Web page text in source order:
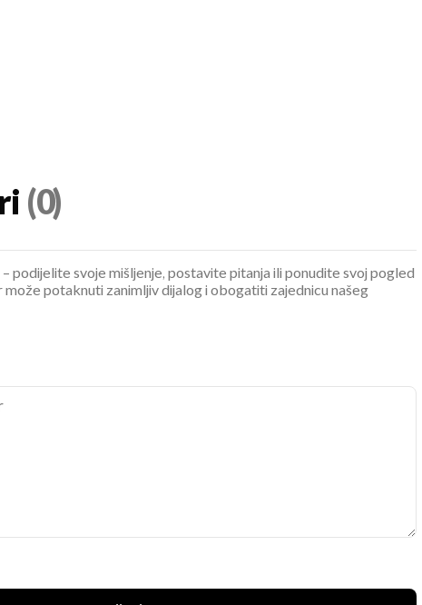
(0)
podijelite svoje mišljenje, postavite pitanja ili ponudite svoj pogled
može potaknuti zanimljiv dijalog i obogatiti zajednicu našeg